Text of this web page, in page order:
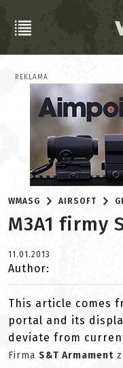
REKLAMA
WMASG AIRSOFT
M3A1 firmy
11.01.2013
Author:
This article comes
portal and its
deviate from
Firma S&T Armament